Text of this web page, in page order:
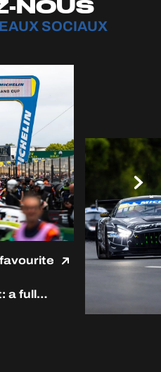
NOUS
SOCIAUX
a full